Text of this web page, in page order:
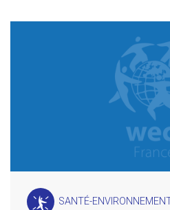
SANTÉ-ENVIRONNEMENT